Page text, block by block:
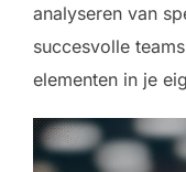
analyseren van
succesvolle
elementen in je